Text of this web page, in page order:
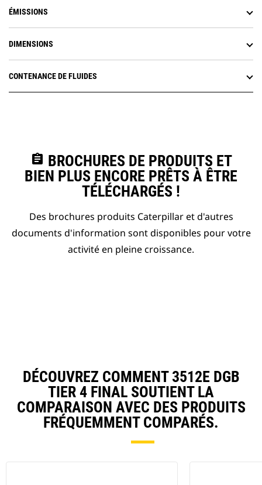
ÉMISSIONS
DIMENSIONS
CONTENANCE DE FLUIDES
assignment BROCHURES DE PRODUITS ET
BIEN PLUS ENCORE PRÊTS À ÊTRE
TÉLÉCHARGÉS !
Des brochures produits Caterpillar et d'autres
documents d'information sont disponibles pour votre
activité en pleine croissance.
DÉCOUVREZ COMMENT 3512E DGB
TIER 4 FINAL SOUTIENT LA
COMPARAISON AVEC DES PRODUITS
FRÉQUEMMENT COMPARÉS.